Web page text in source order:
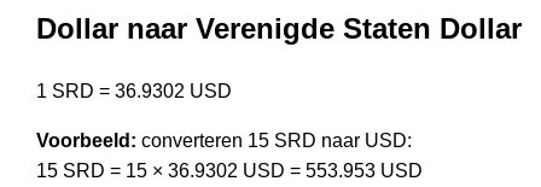
Dollar naar Verenigde Staten Dollar
1 SRD = 36.9302 USD
Voorbeeld: converteren 15 SRD naar USD:
15 SRD = 15 × 36.9302 USD = 553.953 USD